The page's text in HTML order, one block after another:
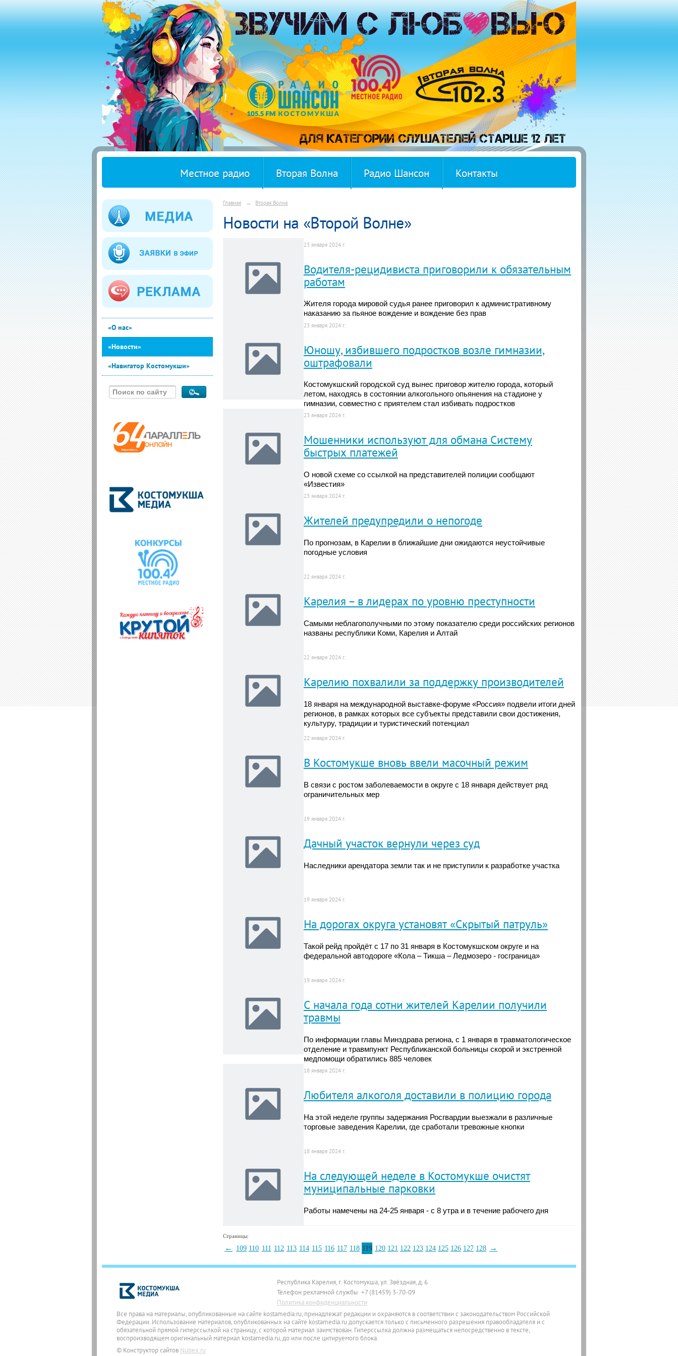
Местное радио Вторая Волна Радио Шансон Контакты
«О нас»
«Новости»
«Навигатор Костомукши»
Главная → Вторая Волна
Новости на «Второй Волне»
23 января 2024 г.
Водителя-рецидивиста приговорили к обязательным
работам
Жителя города мировой судья ранее приговорил к административному
наказанию за пьяное вождение и вождение без прав
23 января 2024 г.
Юношу, избившего подростков возле гимназии,
оштрафовали
Костомукшский городской суд вынес приговор жителю города, который
летом, находясь в состоянии алкогольного опьянения на стадионе у
гимназии, совместно с приятелем стал избивать подростков
23 января 2024 г.
Мошенники используют для обмана Систему
быстрых платежей
О новой схеме со ссылкой на представителей полиции сообщают
«Известия»
23 января 2024 г.
Жителей предупредили о непогоде
По прогнозам, в Карелии в ближайшие дни ожидаются неустойчивые
погодные условия
22 января 2024 г.
Карелия – в лидерах по уровню преступности
Самыми неблагополучными по этому показателю среди российских регионов
названы республики Коми, Карелия и Алтай
22 января 2024 г.
Карелию похвалили за поддержку производителей
18 января на международной выставке-форуме «Россия» подвели итоги дней
регионов, в рамках которых все субъекты представили свои достижения,
культуру, традиции и туристический потенциал
22 января 2024 г.
В Костомукше вновь ввели масочный режим
В связи с ростом заболеваемости в округе с 18 января действует ряд
ограничительных мер
19 января 2024 г.
Дачный участок вернули через суд
Наследники арендатора земли так и не приступили к разработке участка
19 января 2024 г.
На дорогах округа установят «Скрытый патруль»
Такой рейд пройдёт с 17 по 31 января в Костомукшском округе и на
федеральной автодороге «Кола – Тикша – Ледмозеро - госграница»
19 января 2024 г.
С начала года сотни жителей Карелии получили
травмы
По информации главы Минздрава региона, с 1 января в травматологическое
отделение и травмпункт Республиканской больницы скорой и экстренной
медпомощи обратились 885 человек
18 января 2024 г.
Любителя алкоголя доставили в полицию города
На этой неделе группы задержания Росгвардии выезжали в различные
торговые заведения Карелии, где сработали тревожные кнопки
18 января 2024 г.
На следующей неделе в Костомукше очистят
муниципальные парковки
Работы намечены на 24-25 января - с 8 утра и в течение рабочего дня
Страницы:
← 109 110 111 112 113 114 115 116 117 118 119 120 121 122 123 124 125 126 127 128 →
Республика Карелия, г. Костомукша, ул. Звёздная, д. 6
Телефон рекламной службы +7 (81459) 3-70-09
Политика конфиденциальности
Все права на материалы, опубликованные на сайте kostamedia.ru, принадлежат редакции и охраняются в соответствии с законодательством Российской
Федерации. Использование материалов, опубликованных на сайте kostamedia.ru допускается только с письменного разрешения правообладателя и с
обязательной прямой гиперссылкой на страницу, с которой материал заимствован. Гиперссылка должна размещаться непосредственно в тексте,
воспроизводящем оригинальный материал kostamedia.ru, до или после цитируемого блока.
© Конструктор сайтов Nubex.ru